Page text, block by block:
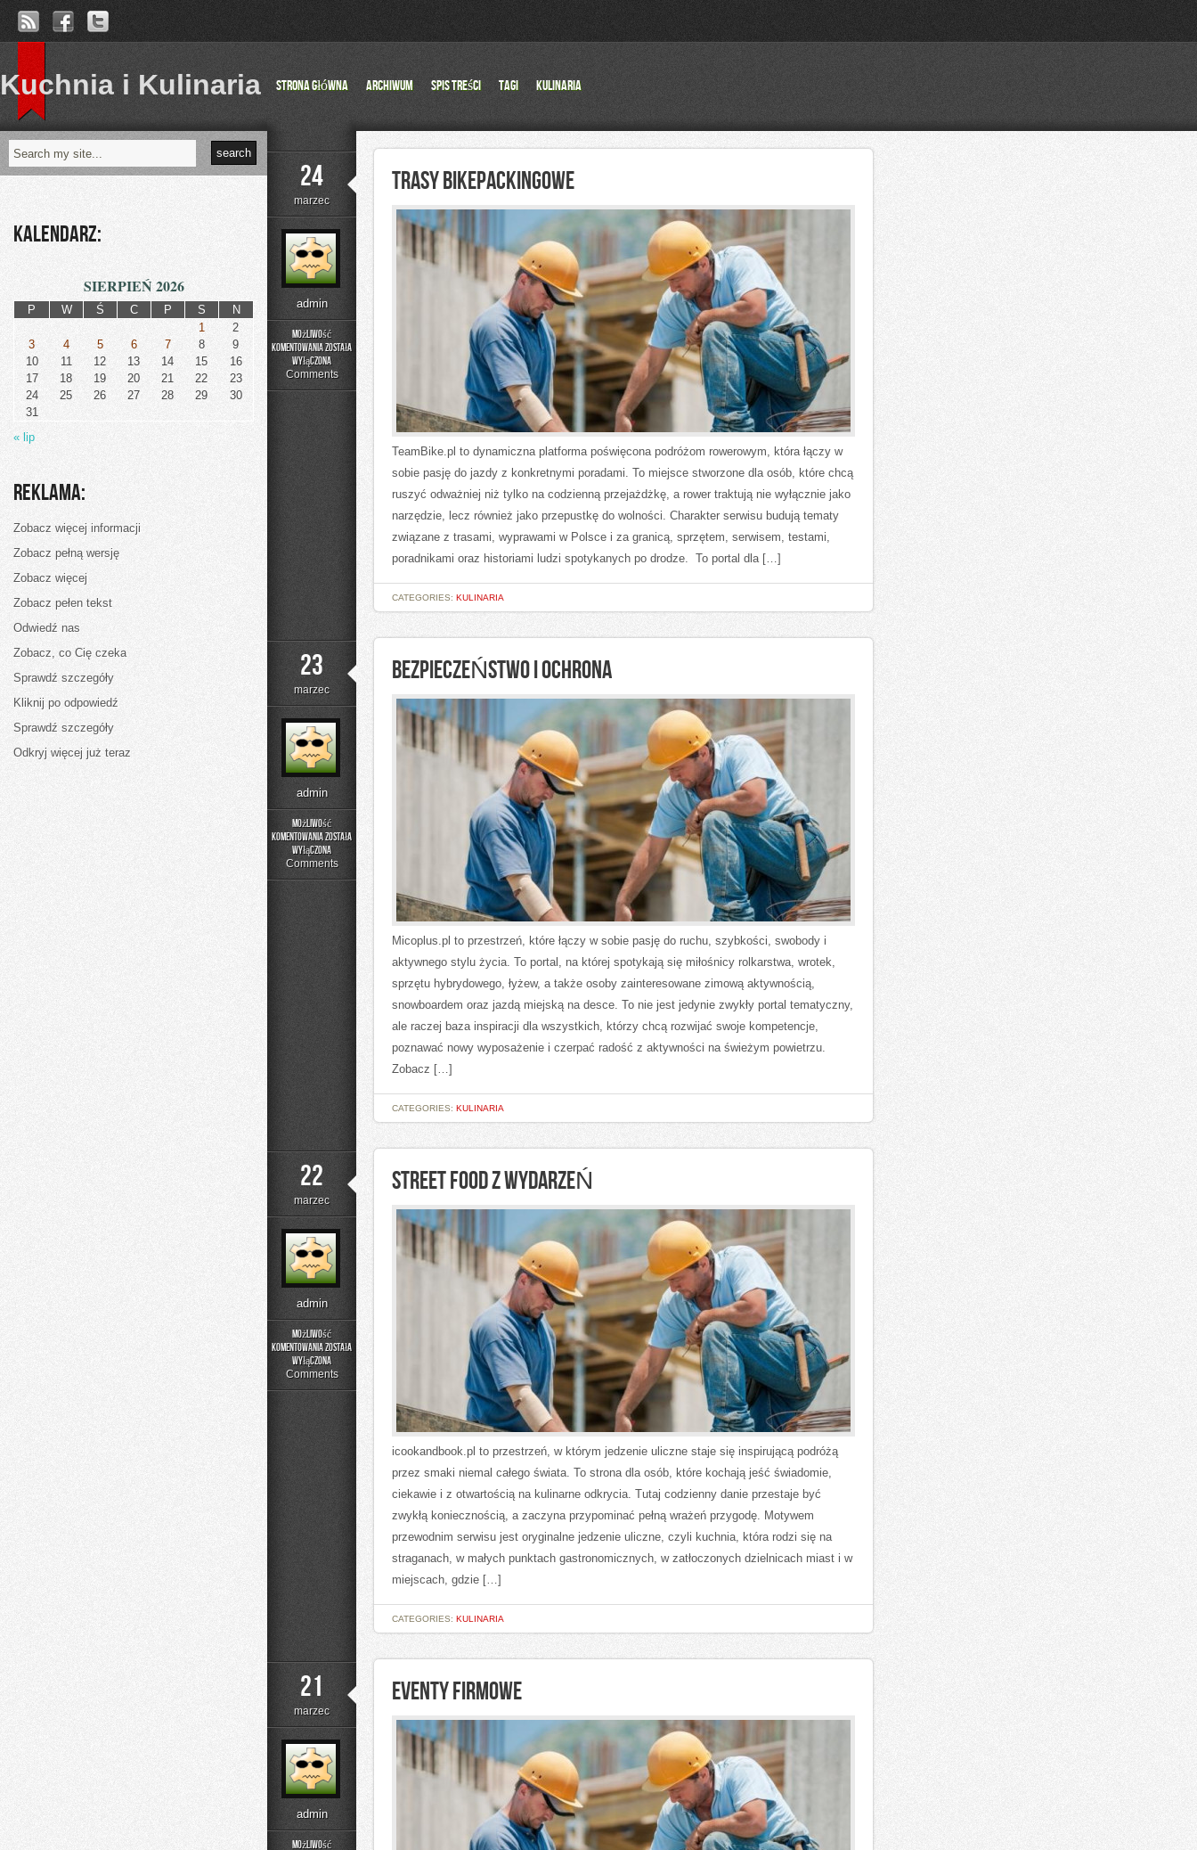
Kuchnia i Kulinaria Strona główna Archiwum Spis Treści Tagi Kulinaria
24
marzec
admin
Możliwość
komentowania
Bikepackingowe
została
wyłączona
Comments
TRASY BIKEPACKINGOWE
TeamBike.pl to dynamiczna platforma poświęcona podróżom rowerowym, która łączy w
sobie pasję do jazdy z konkretnymi poradami. To miejsce stworzone dla osób, które chcą
ruszyć odważniej niż tylko na codzienną przejażdżkę, a rower traktują nie wyłącznie jako
narzędzie, lecz również jako przepustkę do wolności. Charakter serwisu budują tematy
związane z trasami, wyprawami w Polsce i za granicą, sprzętem, serwisem, testami,
poradnikami oraz historiami ludzi spotykanych po drodze. To portal dla […]
CATEGORIES: KULINARIA
23
marzec
admin
Możliwość
komentowania
Bezpieczeństwo
Ochrona
została
wyłączona
Comments
BEZPIECZEŃSTWO I OCHRONA
Micoplus.pl to przestrzeń, które łączy w sobie pasję do ruchu, szybkości, swobody i
aktywnego stylu życia. To portal, na której spotykają się miłośnicy rolkarstwa, wrotek,
sprzętu hybrydowego, łyżew, a także osoby zainteresowane zimową aktywnością,
snowboardem oraz jazdą miejską na desce. To nie jest jedynie zwykły portal tematyczny,
ale raczej baza inspiracji dla wszystkich, którzy chcą rozwijać swoje kompetencje,
poznawać nowy wyposażenie i czerpać radość z aktywności na świeżym powietrzu.
Zobacz […]
CATEGORIES: KULINARIA
22
marzec
admin
Możliwość
komentowania
z
została
wyłączona
Comments
STREET FOOD Z WYDARZEŃ
icookandbook.pl to przestrzeń, w którym jedzenie uliczne staje się inspirującą podróżą
przez smaki niemal całego świata. To strona dla osób, które kochają jeść świadomie,
ciekawie i z otwartością na kulinarne odkrycia. Tutaj codzienny danie przestaje być
zwykłą koniecznością, a zaczyna przypominać pełną wrażeń przygodę. Motywem
przewodnim serwisu jest oryginalne jedzenie uliczne, czyli kuchnia, która rodzi się na
straganach, w małych punktach gastronomicznych, w zatłoczonych dzielnicach miast i w
miejscach, gdzie […]
CATEGORIES: KULINARIA
21
marzec
admin
Możliwość
EVENTY FIRMOWE
Kalendarz:
SIERPIEŃ 2026
P W Ś C P S
N
1
2
3
4 5 6 7 8
9
10
11 12 13 14 15
16
17
18 19 20 21 22
23
24
25 26 27 28 29
30
31
« lip
Reklama:
Zobacz więcej informacji
Zobacz pełną wersję
Zobacz więcej
Zobacz pełen tekst
Odwiedź nas
Zobacz, co Cię czeka
Sprawdź szczegóły
Kliknij po odpowiedź
Sprawdź szczegóły
Odkryj więcej już teraz